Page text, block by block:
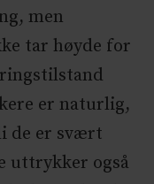
men
tar høyde for
er naturlig,
de er svært
uttrykker også